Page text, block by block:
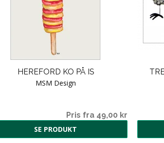
HEREFORD KO PÅ IS
MSM Design
Pris fra 49,00 kr
SE PRODUKT